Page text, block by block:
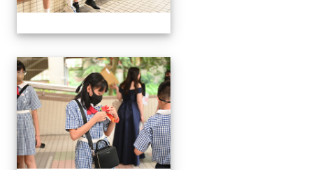
24屆文化國小畢業典禮